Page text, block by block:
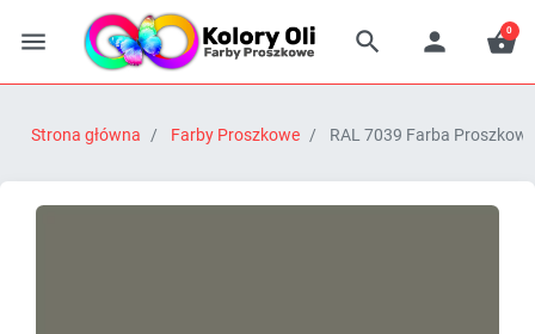
   
0
Strona główna Farby Proszkowe RAL 7039 Farba